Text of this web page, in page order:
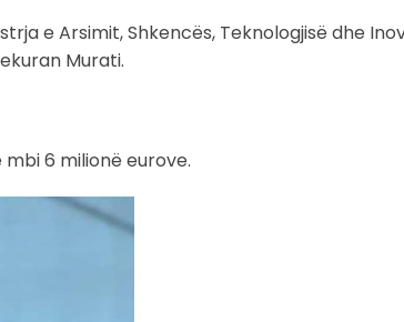
e Arsimit, Shkencës, Teknologjisë dhe
Murati.
6 milionë eurove.